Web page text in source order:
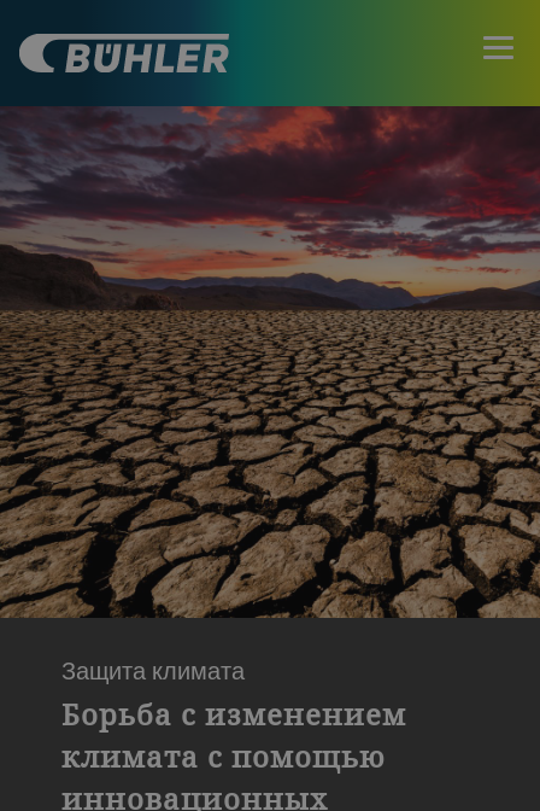
Защита климата
Борьба с изменением
климата с помощью
инновационных